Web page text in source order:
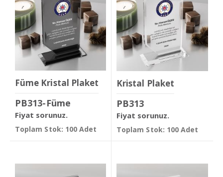
Füme Kristal Plaket
PB313-Füme
Fiyat sorunuz.
Toplam Stok: 100 Adet
Kristal Plaket
PB313
Fiyat sorunuz.
Toplam Stok: 100 Adet